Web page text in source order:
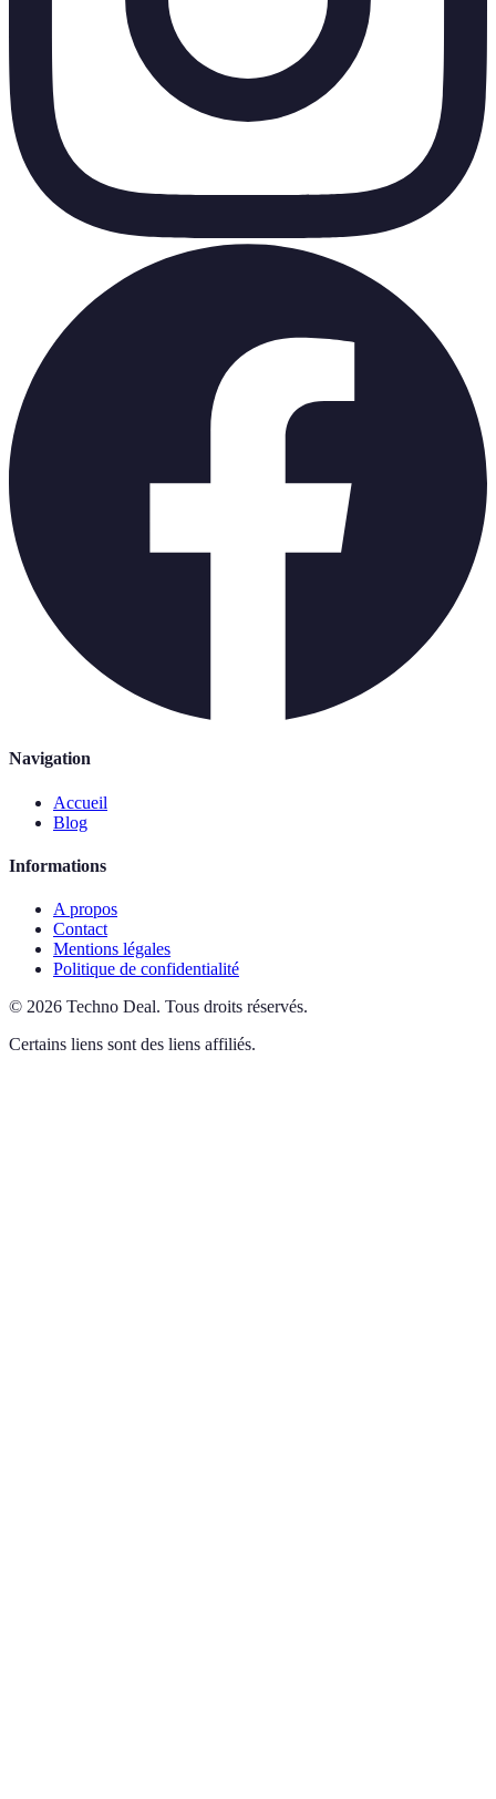
Navigation
Accueil
Blog
Informations
A propos
Contact
Mentions légales
Politique de confidentialité
© 2026 Techno Deal. Tous droits réservés.
Certains liens sont des liens affiliés.